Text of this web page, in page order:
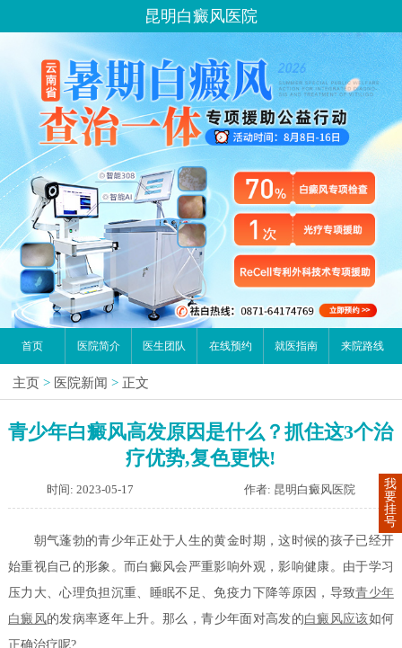
昆明白癜风医院
首页 医院简介 医生团队 在线预约 就医指南 来院路线
主页 > 医院新闻 > 正文
青少年白癜风高发原因是什么？抓住这3个治
疗优势,复色更快!
时间: 2023-05-17 作者: 昆明白癜风医院
朝气蓬勃的青少年正处于人生的黄金时期，这时候的孩子已经开
始重视自己的形象。而白癜风会严重影响外观，影响健康。由于学习
压力大、心理负担沉重、睡眠不足、免疫力下降等原因，导致青少年
白癜风的发病率逐年上升。那么，青少年面对高发的白癜风应该如何
正确治疗呢?
我
要
挂
号